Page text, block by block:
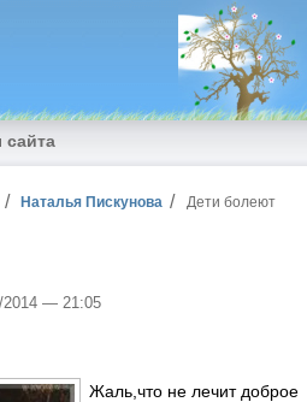
Наталья Пискунова Дети болеют
2014 — 21:05
Жаль,что не лечит доброе